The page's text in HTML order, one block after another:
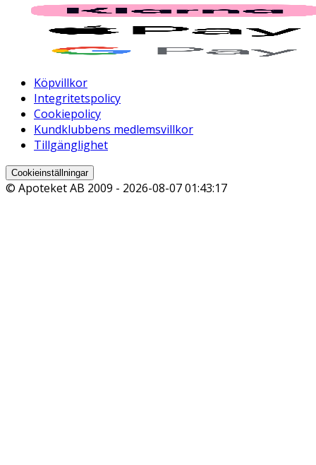
Köpvillkor
Integritetspolicy
Cookiepolicy
Kundklubbens medlemsvillkor
Tillgänglighet
Cookieinställningar
© Apoteket AB 2009 - 2026-08-07 01:43:17